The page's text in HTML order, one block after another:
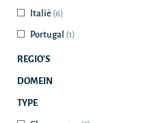
Italië (6)
Portugal (1)
REGIO'S
DOMEIN
TYPE